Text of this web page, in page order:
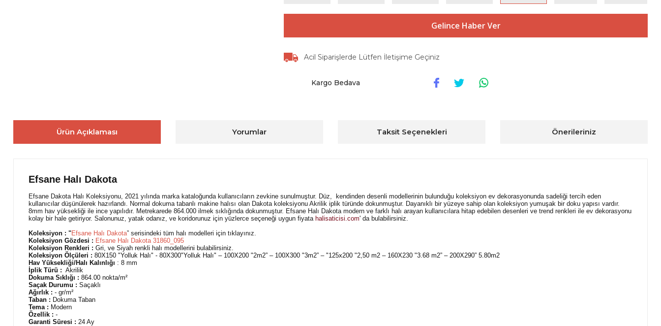
Gelince Haber Ver
Acil Siparişlerde Lütfen İletişime Geçiniz
Kargo Bedava
Ürün Açıklaması Yorumlar Taksit Seçenekleri Önerileriniz
Efsane Halı Dakota
Efsane Dakota Halı Koleksiyonu, 2021 yılında marka kataloğunda kullanıcıların zevkine sunulmuştur. Düz, kendinden desenli modellerinin bulunduğu koleksiyon ev dekorasyonunda sadeliği tercih eden
kullanıcılar düşünülerek hazırlandı. Normal dokuma tabanlı makine halısı olan Dakota koleksiyonu Akrilik iplik türünde dokunmuştur. Dayanıklı bir yüzeye sahip olan koleksiyon yumuşak bir doku yapısı vardır.
8mm hav yüksekliği ile ince yapılıdır. Metrekarede 864.000 ilmek sıklığında dokunmuştur. Efsane Halı Dakota modern ve farklı halı arayan kullanıcılara hitap edebilen desenleri ve trend renkleri ile ev dekorasyonu
kolay bir hale getiriyor. Salonunuz, yatak odanız, ve koridorunuz için yüzlerce seçeneği uygun fiyata halisaticisi.com' da bulabilirsiniz.
Koleksiyon : "Efsane Halı Dakota” serisindeki tüm halı modelleri için tıklayınız.
Koleksiyon Gözdesi : Efsane Halı Dakota 31860_095
Koleksiyon Renkleri : Gri, ve Siyah renkli halı modellerini bulabilirsiniz.
Koleksiyon Ölçüleri : 80X150 "Yolluk Halı" - 80X300"Yolluk Halı" – 100X200 "2m2” – 100X300 "3m2” – "125x200 "2,50 m2 – 160X230 "3.68 m2” – 200X290” 5.80m2
Hav Yüksekliği/Halı Kalınlığı : 8 mm
İplik Türü : Akrilik
Dokuma Sıklığı : 864.00 nokta/m²
Saçak Durumu : Saçaklı
Ağırlık : - gr/m²
Taban : Dokuma Taban
Tema : Modern
Özellik : -
Garanti Süresi : 24 Ay